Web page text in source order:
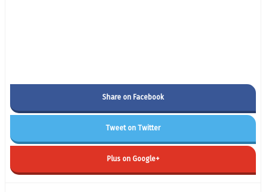
Share on Facebook
Tweet on Twitter
Plus on Google+